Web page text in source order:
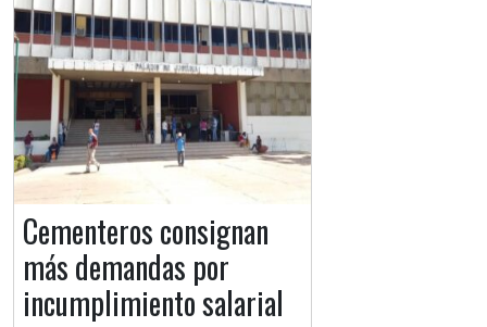
Cementeros consignan
más demandas por
incumplimiento salarial